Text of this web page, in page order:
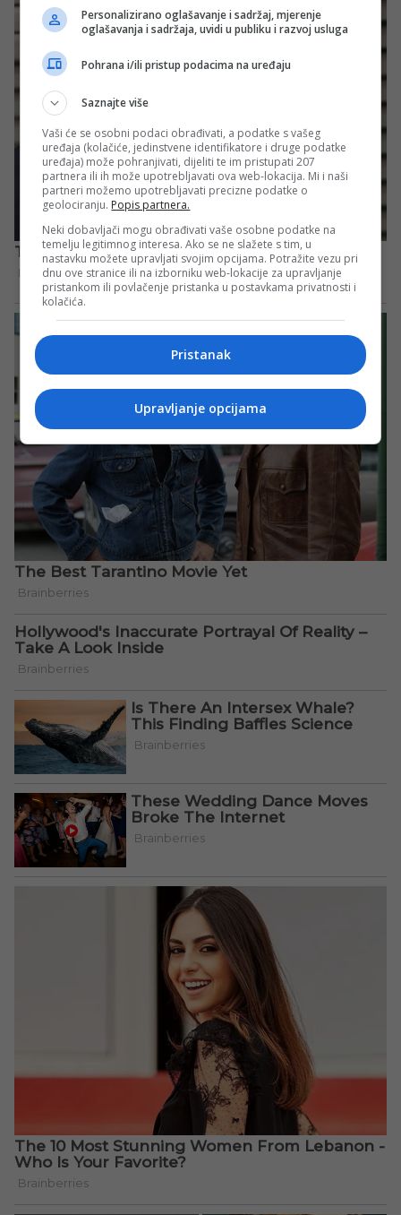
Personalizirano oglašavanje i sadržaj, mjerenje
oglašavanja i sadržaja, uvidi u publiku i razvoj usluga
Pohrana i/ili pristup podacima na uređaju
Saznajte više
Vaši će se osobni podaci obrađivati, a podatke s vašeg
uređaja (kolačiće, jedinstvene identifikatore i druge podatke
uređaja) može pohranjivati, dijeliti te im pristupati 207
partnera ili ih može upotrebljavati ova web-lokacija. Mi i naši
partneri možemo upotrebljavati precizne podatke o
geolociranju. Popis partnera.
Neki dobavljači mogu obrađivati vaše osobne podatke na
temelju legitimnog interesa. Ako se ne slažete s tim, u
nastavku možete upravljati svojim opcijama. Potražite vezu pri
dnu ove stranice ili na izborniku web-lokacije za upravljanje
pristankom ili povlačenje pristanka u postavkama privatnosti i
kolačića.
Pristanak
Upravljanje opcijama